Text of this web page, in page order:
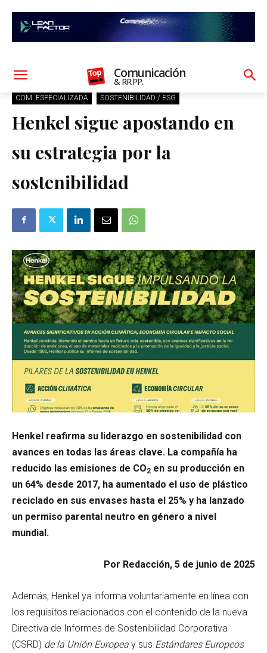
Comunicación
& RR.PP.
COM. ESPECIALIZADA SOSTENIBILIDAD / ESG
Henkel sigue apostando en
su estrategia por la
sostenibilidad
Henkel reafirma su liderazgo en sostenibilidad con
avances en todas las áreas clave. La compañía ha
reducido las emisiones de CO2 en su producción en
un 64% desde 2017, ha aumentado el uso de plástico
reciclado en sus envases hasta el 25% y ha lanzado
un permiso parental neutro en género a nivel
mundial.
Por Redacción, 5 de junio de 2025
Además, Henkel ya informa voluntariamente en línea con
los requisitos relacionados con el contenido de la nueva
Directiva de Informes de Sostenibilidad Corporativa
(CSRD) de la Unión Europea y sus Estándares Europeos